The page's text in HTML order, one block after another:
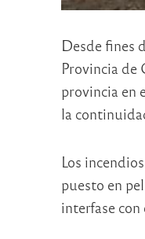
Desde fines
Provincia de
provincia en
la
Los
puesto en
interfase con